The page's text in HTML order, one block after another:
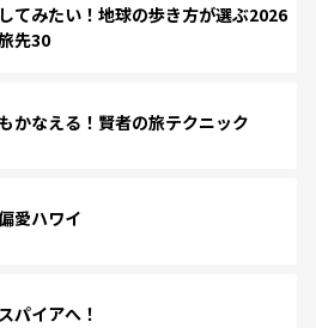
てみたい！地球の歩き方が選ぶ2026
先30
かなえる！賢者の旅テクニック
愛ハワイ
パイアへ！